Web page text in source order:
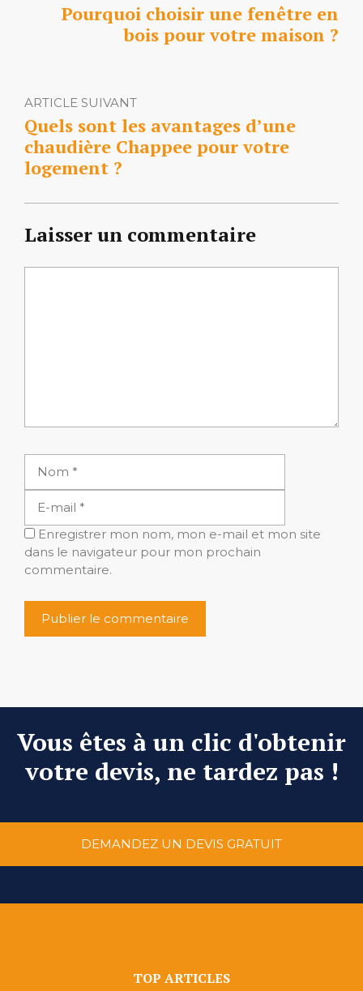
Pourquoi choisir une fenêtre en
bois pour votre maison ?
ARTICLE SUIVANT
Quels sont les avantages d’une
chaudière Chappee pour votre
logement ?
Laisser un commentaire
Enregistrer mon nom, mon e-mail et mon site
dans le navigateur pour mon prochain
commentaire.
Vous êtes à un clic d'obtenir
votre devis, ne tardez pas !
DEMANDEZ UN DEVIS GRATUIT
TOP ARTICLES